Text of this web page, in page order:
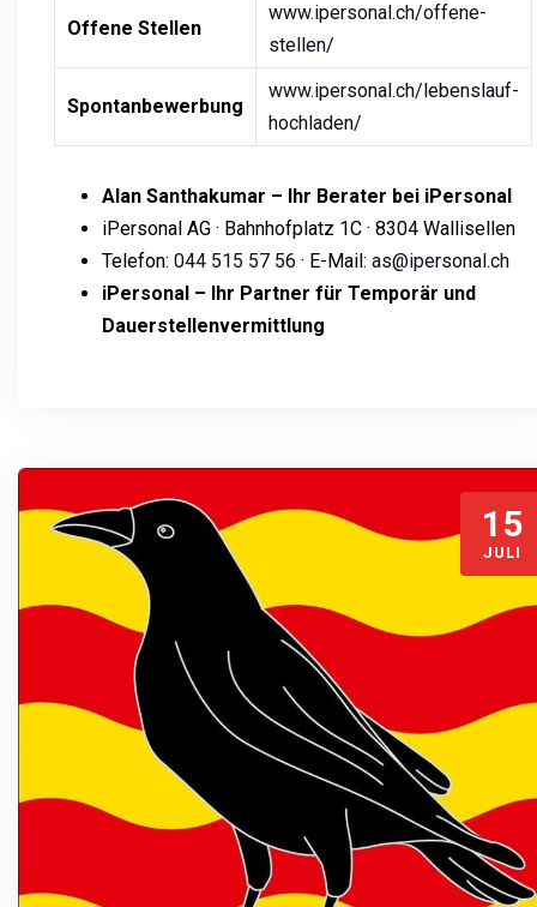
Offene Stellen
www.ipersonal.ch/offene-
stellen/
Spontanbewerbung
www.ipersonal.ch/lebenslauf-
hochladen/
Alan Santhakumar – Ihr Berater bei iPersonal
iPersonal AG · Bahnhofplatz 1C · 8304 Wallisellen
Telefon: 044 515 57 56 · E-Mail: as@ipersonal.ch
iPersonal – Ihr Partner für Temporär und
Dauerstellenvermittlung
15
JULI